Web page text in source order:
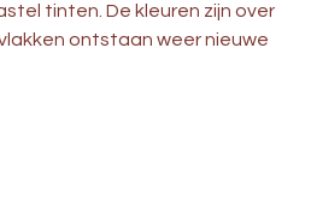
tinten. De kleuren zijn over
ontstaan weer nieuwe